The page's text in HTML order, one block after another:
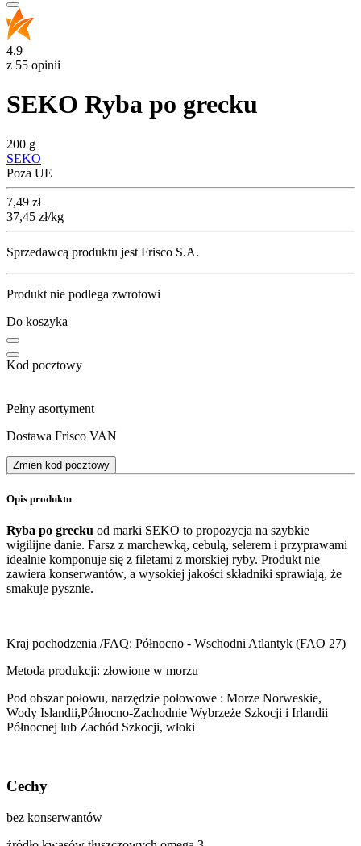
4.9
z 55 opinii
SEKO Ryba po grecku
200 g
SEKO
Poza UE
Cena
7,49 zł
37,45 zł/kg
Sprzedawcą produktu jest Frisco S.A.
Produkt nie podlega zwrotowi
Do koszyka
Kod pocztowy
Pełny asortyment
Dostawa Frisco VAN
Zmień kod pocztowy
Opis produktu
Ryba po grecku od marki SEKO to propozycja na szybkie
wigilijne danie. Farsz z marchewką, cebulą, selerem i przyprawami
idealnie komponuje się z filetami z morskiej ryby. Produkt nie
zawiera konserwantów, a wysokiej jakości składniki sprawiają, że
smakuje pysznie.
Kraj pochodzenia /FAQ: Północno - Wschodni Atlantyk (FAO 27)
Metoda produkcji: złowione w morzu
Pod obszar połowu, narzędzie połowowe : Morze Norweskie,
Wody Islandii,Północno-Zachodnie Wybrzeże Szkocji i Irlandii
Północnej lub Zachód Szkocji, włoki
Cechy
bez konserwantów